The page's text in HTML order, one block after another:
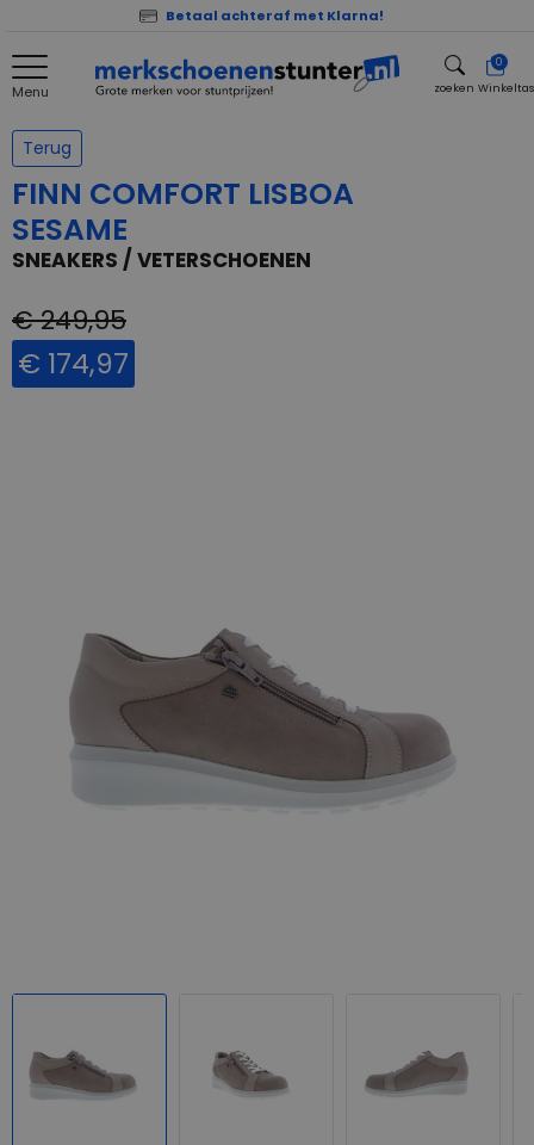
Betaal achteraf met Klarna!
Menu zoeken
0
Winkeltas
Terug
FINN COMFORT LISBOA
SESAME
SNEAKERS / VETERSCHOENEN
€ 249,95
€ 174,97